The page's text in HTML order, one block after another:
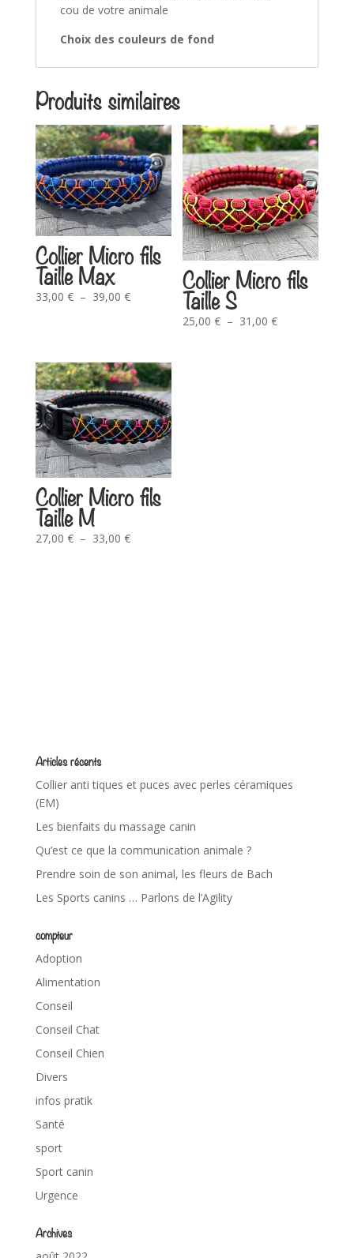
cou de votre animale
Choix des couleurs de fond
Produits similaires
Collier Micro fils
Taille Max
33,00 € – 39,00 €
Collier Micro fils
Taille S
25,00€ – 31,00€
Collier Micro fils
Taille M
27,00 € – 33,00 €
Articles récents
Collier anti tiques et puces avec perles céramiques
(EM)
Les bienfaits du massage canin
Qu’est ce que la communication animale ?
Prendre soin de son animal, les fleurs de Bach
Les Sports canins … Parlons de l’Agility
compteur
Adoption
Alimentation
Conseil
Conseil Chat
Conseil Chien
Divers
infos pratik
Santé
sport
Sport canin
Urgence
Archives